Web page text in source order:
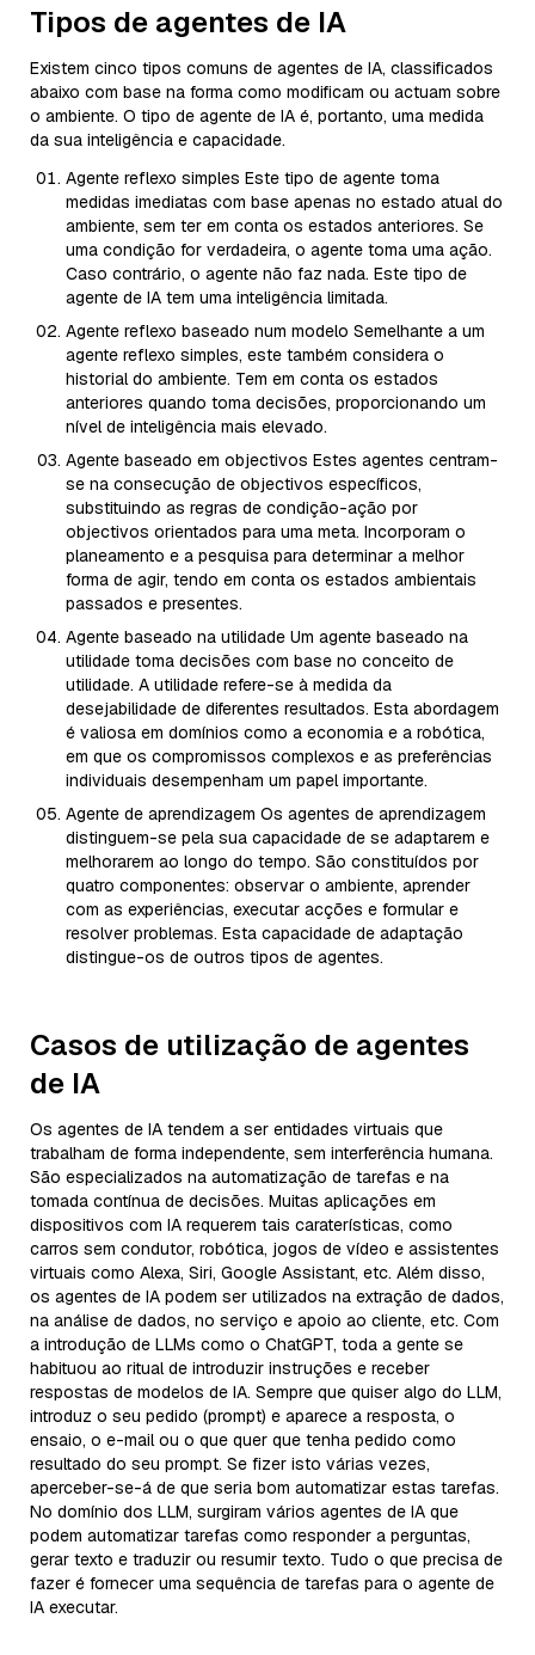
Tipos de agentes de IA
Existem cinco tipos comuns de agentes de IA, classificados
abaixo com base na forma como modificam ou actuam sobre
o ambiente. O tipo de agente de IA é, portanto, uma medida
da sua inteligência e capacidade.
Agente reflexo simples Este tipo de agente toma
medidas imediatas com base apenas no estado atual do
ambiente, sem ter em conta os estados anteriores. Se
uma condição for verdadeira, o agente toma uma ação.
Caso contrário, o agente não faz nada. Este tipo de
agente de IA tem uma inteligência limitada.
Agente reflexo baseado num modelo Semelhante a um
agente reflexo simples, este também considera o
historial do ambiente. Tem em conta os estados
anteriores quando toma decisões, proporcionando um
nível de inteligência mais elevado.
Agente baseado em objectivos Estes agentes centram-
se na consecução de objectivos específicos,
substituindo as regras de condição-ação por
objectivos orientados para uma meta. Incorporam o
planeamento e a pesquisa para determinar a melhor
forma de agir, tendo em conta os estados ambientais
passados e presentes.
Agente baseado na utilidade Um agente baseado na
utilidade toma decisões com base no conceito de
utilidade. A utilidade refere-se à medida da
desejabilidade de diferentes resultados. Esta abordagem
é valiosa em domínios como a economia e a robótica,
em que os compromissos complexos e as preferências
individuais desempenham um papel importante.
Agente de aprendizagem Os agentes de aprendizagem
distinguem-se pela sua capacidade de se adaptarem e
melhorarem ao longo do tempo. São constituídos por
quatro componentes: observar o ambiente, aprender
com as experiências, executar acções e formular e
resolver problemas. Esta capacidade de adaptação
distingue-os de outros tipos de agentes.
Casos de utilização de agentes
de IA
Os agentes de IA tendem a ser entidades virtuais que
trabalham de forma independente, sem interferência humana.
São especializados na automatização de tarefas e na
tomada contínua de decisões. Muitas aplicações em
dispositivos com IA requerem tais caraterísticas, como
carros sem condutor, robótica, jogos de vídeo e assistentes
virtuais como Alexa, Siri, Google Assistant, etc. Além disso,
os agentes de IA podem ser utilizados na extração de dados,
na análise de dados, no serviço e apoio ao cliente, etc. Com
a introdução de LLMs como o ChatGPT, toda a gente se
habituou ao ritual de introduzir instruções e receber
respostas de modelos de IA. Sempre que quiser algo do LLM,
introduz o seu pedido (prompt) e aparece a resposta, o
ensaio, o e-mail ou o que quer que tenha pedido como
resultado do seu prompt. Se fizer isto várias vezes,
aperceber-se-á de que seria bom automatizar estas tarefas.
No domínio dos LLM, surgiram vários agentes de IA que
podem automatizar tarefas como responder a perguntas,
gerar texto e traduzir ou resumir texto. Tudo o que precisa de
fazer é fornecer uma sequência de tarefas para o agente de
IA executar.